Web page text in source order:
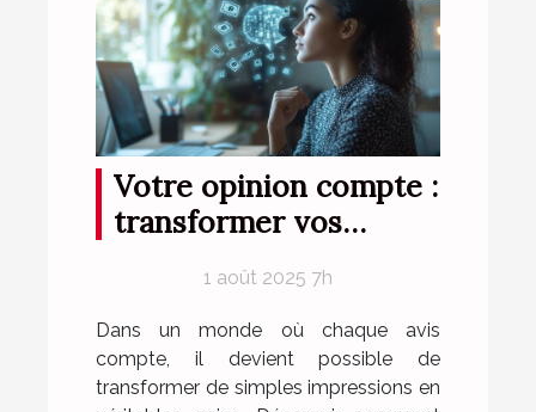
Votre opinion compte :
transformer vos
1 août 2025 7h
Dans un monde où chaque avis
compte, il devient possible de
transformer de simples impressions en